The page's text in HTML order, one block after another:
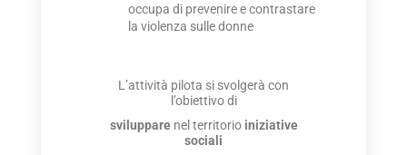
occupa di prevenire e contrastare
la violenza sulle donne
L’attività pilota si svolgerà con
l’obiettivo di
svilupparenel territorio iniziative
sociali